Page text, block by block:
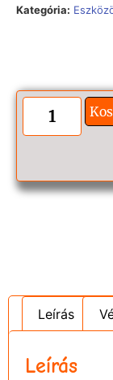
Kategória:
Leírás
Leírás